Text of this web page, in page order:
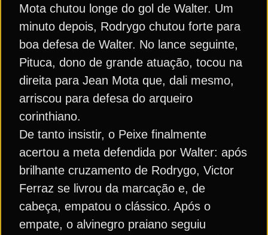
Mota chutou longe do gol de Walter. Um
minuto depois, Rodrygo chutou forte para
boa defesa de Walter. No lance seguinte,
Pituca, dono de grande atuação, tocou na
direita para Jean Mota que, dali mesmo,
arriscou para defesa do arqueiro
corinthiano.
De tanto insistir, o Peixe finalmente
acertou a meta defendida por Walter: após
brilhante cruzamento de Rodrygo, Victor
Ferraz se livrou da marcação e, de
cabeça, empatou o clássico. Após o
empate, o alvinegro praiano seguiu